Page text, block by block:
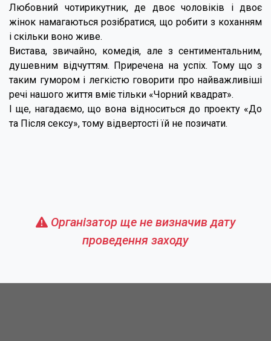
Любовний чотирикутник, де двоє чоловіків і двоє
жінок намагаються розібратися, що робити з коханням
і скільки воно живе.
Вистава, звичайно, комедія, але з сентиментальним,
душевним відчуттям. Приречена на успіх. Тому що з
таким гумором і легкістю говорити про найважливіші
речі нашого життя вміє тільки «Чорний квадрат».
І ще, нагадаємо, що вона відноситься до проекту «До
та Після сексу», тому відвертості їй не позичати.
Організатор ще не визначив дату
проведення заходу